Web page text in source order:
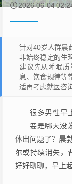
2026-06-04
针对40岁人群晨
非始终稳定的生
建议先从睡眠
息、饮食规律等
适再考虑就医咨询
很多男性早
——要是哪天没
体出问题了？晨
尔或持续消失，
好好聊聊，早上